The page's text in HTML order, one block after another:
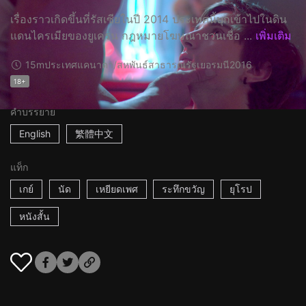
เรื่องราวเกิดขึ้นที่รัสเซียในปี 2014 ประเทศนี้บุกเข้าไปในดิน
แดนไครเมียของยูเครน กฎหมายโฆษณาชวนเชื่อ ... เพิ่มเติม
15mประเทศแคนาดา/สหพันธ์สาธารณรัฐเยอรมนี2016
18+
คำบรรยาย
English
繁體中文
แท็ก
เกย์
นัด เหยียดเพศ ระทึกขวัญ ยุโรป
หนังสั้น